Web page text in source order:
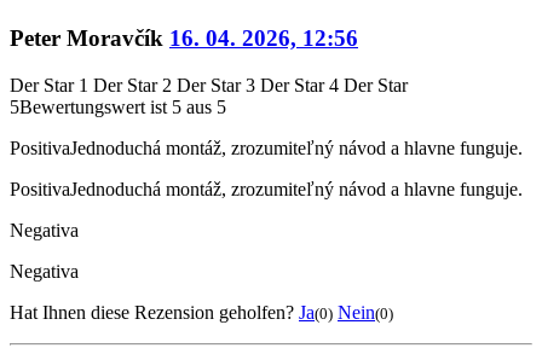
Peter Moravčík 16. 04. 2026, 12:56
Der Star 1 Der Star 2 Der Star 3 Der Star 4 Der Star
5Bewertungswert ist 5 aus 5
PositivaJednoduchá montáž, zrozumiteľný návod a hlavne funguje.
PositivaJednoduchá montáž, zrozumiteľný návod a hlavne funguje.
Negativa
Negativa
Hat Ihnen diese Rezension geholfen? Ja(0) Nein(0)